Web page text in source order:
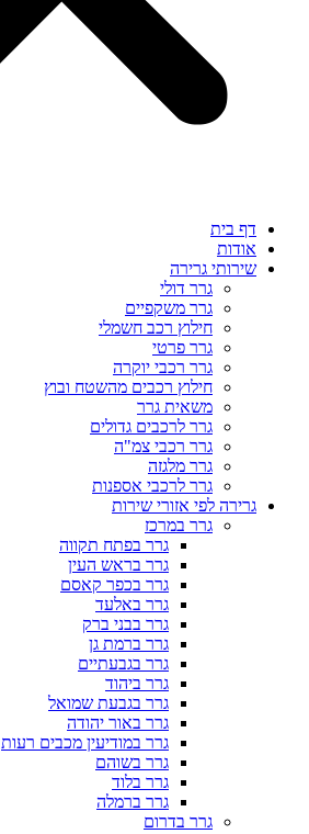
דף בית
אודות
שירותי גרירה
גרר דולי
גרר משקפיים
חילוץ רכב חשמלי
גרר פרטי
גרר רכבי יוקרה
חילוץ רכבים מהשטח ובוץ
משאית גרר
גרר לרכבים גדולים
גרר רכבי צמ"ה
גרר מלגזה
גרר לרכבי אספנות
גרירה לפי אזורי שירות
גרר במרכז
גרר בפתח תקווה
גרר בראש העין
גרר בכפר קאסם
גרר באלעד
גרר בבני ברק
גרר ברמת גן
גרר בגבעתיים
גרר ביהוד
גרר בגבעת שמואל
גרר באור יהודה
גרר במודיעין מכבים רעות
גרר בשוהם
גרר בלוד
גרר ברמלה
גרר בדרום